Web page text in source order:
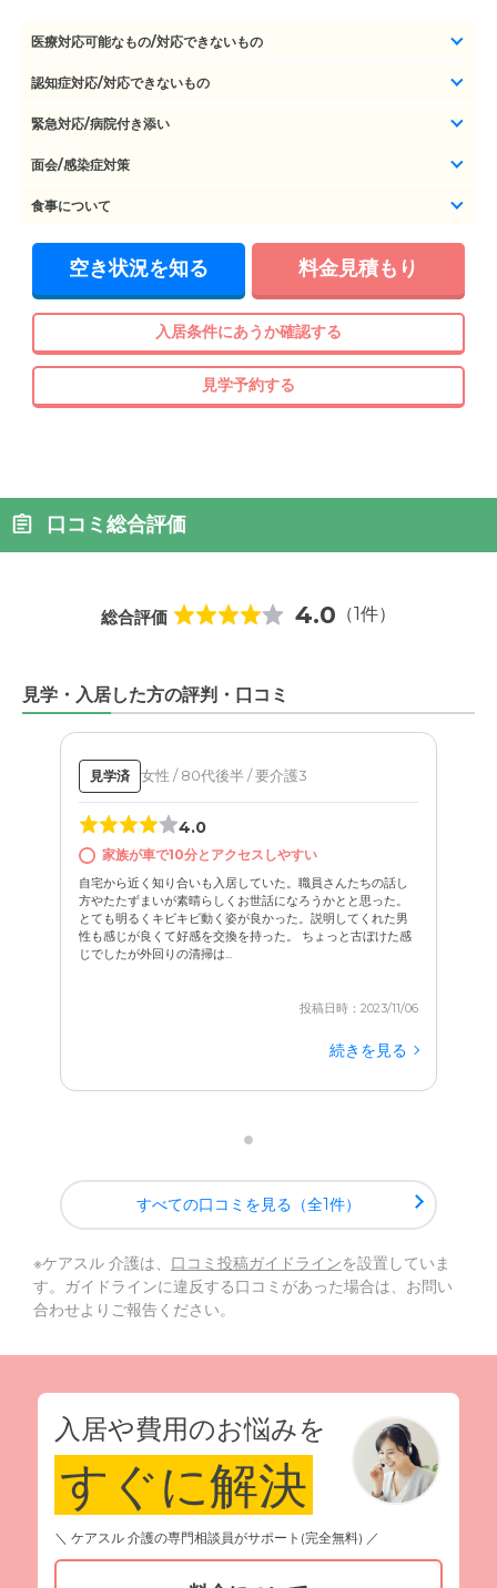
医療対応可能なもの/対応できないもの
認知症対応/対応できないもの
緊急対応/病院付き添い
面会/感染症対策
食事について
空き状況を知る 料金見積もり
入居条件にあうか確認する
見学予約する
口コミ総合評価
総合評価 4.0 （1件）
見学・入居した方の評判・口コミ
見学済 女性 / 80代後半 / 要介護3
4.0
家族が車で10分とアクセスしやすい
自宅から近く知り合いも入居していた。職員さんたちの話し
方やたたずまいが素晴らしくお世話になろうかとと思った。
とても明るくキビキビ動く姿が良かった。説明してくれた男
性も感じが良くて好感を交換を持った。 ちょっと古ぼけた感
じでしたが外回りの清掃は...
投稿日時：2023/11/06
続きを見る
すべての口コミを見る（全1件）
※ケアスル 介護は、 口コミ投稿ガイドラインを設置していま
す。ガイドラインに違反する口コミがあった場合は、お問い
合わせよりご報告ください。
入居や費用のお悩みを
すぐに解決
＼ ケアスル 介護の専門相談員がサポート(完全無料) ／